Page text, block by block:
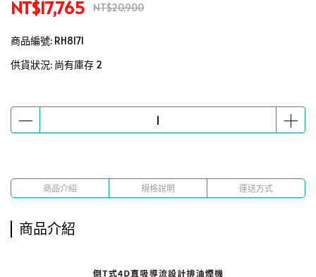
NT$17,765 NT$20,900
商品編號: RH8171
供貨狀況: 尚有庫存 2
商品介紹 規格說明 運送方式
商品介紹